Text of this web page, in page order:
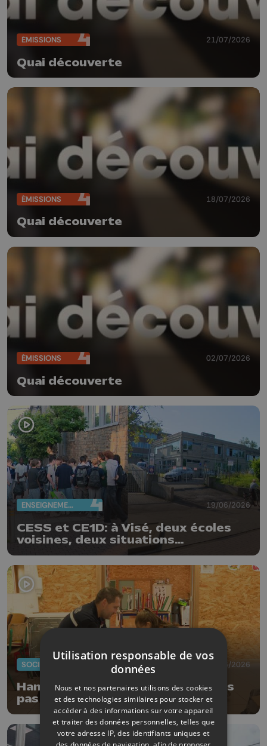
ÉMISSIONS 21/07/2026
Quai découverte
ÉMISSIONS 18/07/2026
Quai découverte
ÉMISSIONS 02/07/2026
Quai découverte
ENSEIGNEMENT 19/06/2026
CESS et CE1D: à Visé, deux écoles
voisines, deux situations
SOCIÉTÉ 15/06/2026
Hannut : journées sans école, mais
pas sans apprentissage
Utilisation responsable de vos
données
Nous et nos partenaires utilisons des cookies
et des technologies similaires pour stocker et
accéder à des informations sur votre appareil
et traiter des données personnelles, telles que
votre adresse IP, des identifiants uniques et